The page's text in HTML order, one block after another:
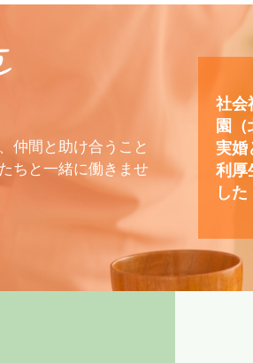
仲間と助け合うこと
ちと一緒に働きませ
社会
園（
実婚
利厚
した